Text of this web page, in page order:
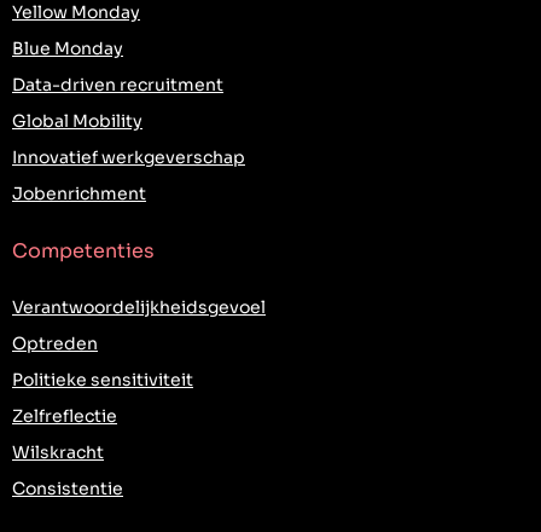
Yellow Monday
Blue Monday
Data-driven recruitment
Global Mobility
Innovatief werkgeverschap
Jobenrichment
Competenties
Verantwoordelijkheidsgevoel
Optreden
Politieke sensitiviteit
Zelfreflectie
Wilskracht
Consistentie